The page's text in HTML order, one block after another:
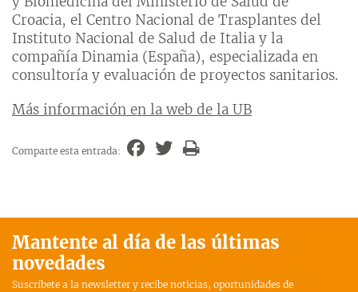
Croacia, el Centro Nacional de Trasplantes del
Instituto Nacional de Salud de Italia y la
compañía Dinamia (España), especializada en
consultoría y evaluación de proyectos sanitarios.
Más información en la web de la UB
Comparte esta entrada:
Mantente al día de las últimas
novedades
Suscríbete a la newsletter y recibe noticias, oportunidades de